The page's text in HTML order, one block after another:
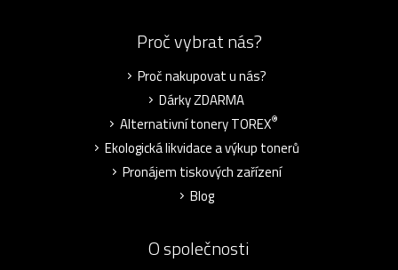
Proč vybrat nás?
Proč nakupovat u nás?
Dárky ZDARMA
Alternativní tonery TOREX®
Ekologická likvidace a výkup tonerů
Pronájem tiskových zařízení
Blog
O společnosti